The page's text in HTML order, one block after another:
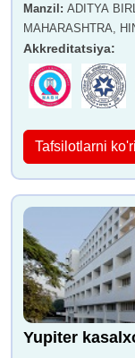
Manzil : ADITYA
MAHARASHTRA,
Akkreditatsiya:
Tafsilotlarni
Yupiter